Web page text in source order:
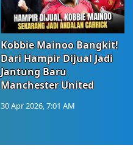
Kobbie Mainoo Bangkit!
Dari Hampir Dijual Jadi
Jantung Baru
Manchester United
30 Apr 2026, 7:01 AM